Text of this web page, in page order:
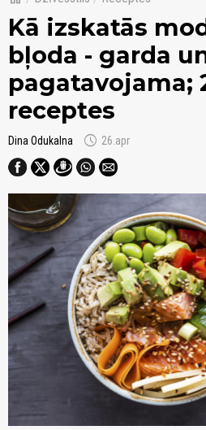
Kā izskatās
bļoda - garda
pagatavojama;
receptes
Dina Odukalna schedule 26.apr